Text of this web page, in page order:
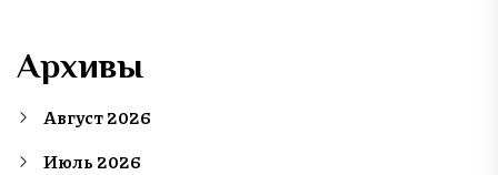
Архивы
Август 2026
Июль 2026